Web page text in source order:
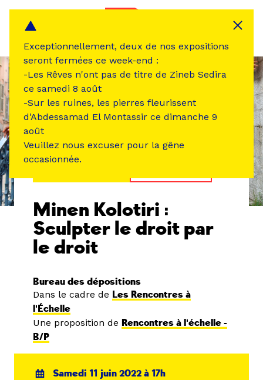
Minen Kolotiri :
Sculpter le droit par
le droit
Bureau des dépositions
Dans le cadre de Les Rencontres à
l'Échelle
Une proposition de Rencontres à l'échelle -
B/P
Samedi 11 juin 2022 à 17h
Exceptionnellement, deux de nos expositions
seront fermées ce week-end :
-Les Rêves n'ont pas de titre de Zineb Sedira
ce samedi 8 août
-Sur les ruines, les pierres fleurissent
d'Abdessamad El Montassir ce dimanche 9
août
Veuillez nous excuser pour la gêne
occasionnée.
Panneau de gestion des cookies